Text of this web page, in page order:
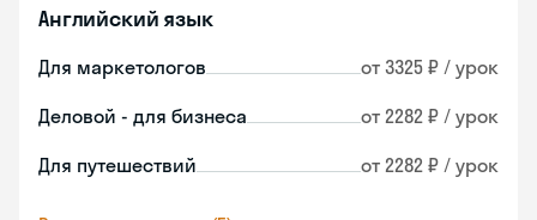
Английский язык
Для маркетологов от 3325 ₽ / урок
Деловой - для бизнеса от 2282 ₽ / урок
Для путешествий от 2282 ₽ / урок